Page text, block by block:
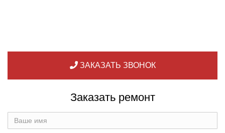
ЗАКАЗАТЬ ЗВОНОК
Заказать ремонт